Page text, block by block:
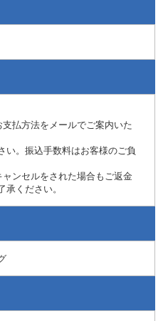
払方法をメールでご案内いた
。振込手数料はお客様のご負
ンセルをされた場合もご返金
ください。